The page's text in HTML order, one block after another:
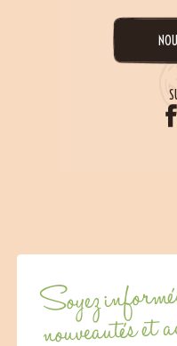
Soyez
nouveautés